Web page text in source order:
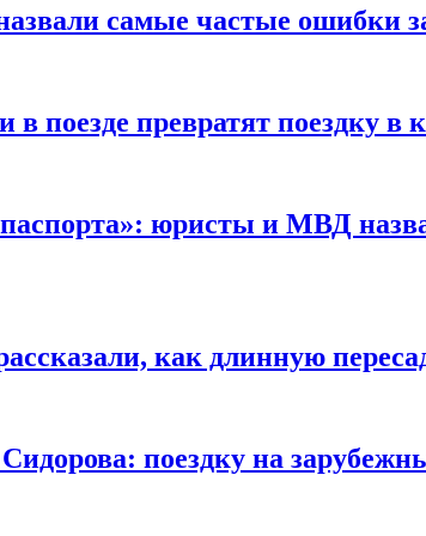
самые частые ошибки
в поезде превратят поездку
юристы и МВД
как длинную
поездку на